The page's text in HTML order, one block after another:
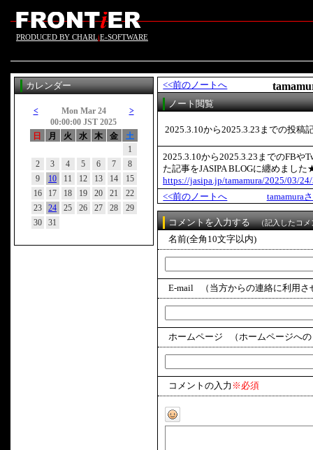
PRODUCED BY CHARLiE-SOFTWARE
カレンダー
<
Mon Mar 24
00:00:00 JST 2025
>
日 月 火 水 木 金
土
1
2
3 4 5 6 7
8
9
10 11 12 13 14
15
16
17 18 19 20 21
22
23
24 25 26 27 28
29
30
31
<<前のノートへ
ノート閲覧
2025.3.10から2025.3.23までの投稿
2025.3.10から2025.3.23までのFBや
た記事をJASIPA BLOGに纏めました
https://jasipa.jp/tamamura/2025/03/
<<前のノートへ
tamamura
コメントを入力する （記入したコ
名前(全角10文字以内)
E-mail （当方からの連絡に利用
ホームページ （ホームページへ
コメントの入力 ※必須